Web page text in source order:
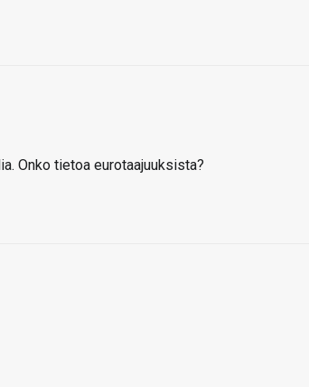
Onko tietoa eurotaajuuksista?